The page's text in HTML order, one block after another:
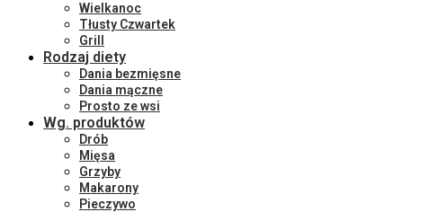
Wielkanoc
Tłusty Czwartek
Grill
Rodzaj diety
Dania bezmięsne
Dania mączne
Prosto ze wsi
Wg. produktów
Drób
Mięsa
Grzyby
Makarony
Pieczywo